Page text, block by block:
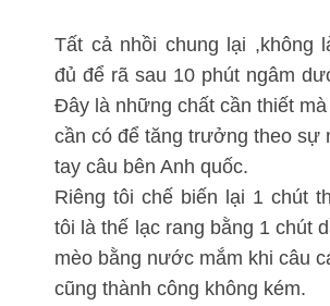
Tất cả nhồi chung lại ,không
đủ để rã sau 10 phút ngâm
Đây là những chất cần thiết
cần có để tăng trưởng theo sự
tay câu bên Anh quốc.
Riêng tôi chế biến lại 1 chút
tôi là thế lạc rang bằng 1 chút
mèo bằng nước mắm khi câu
cũng thành công không kém.